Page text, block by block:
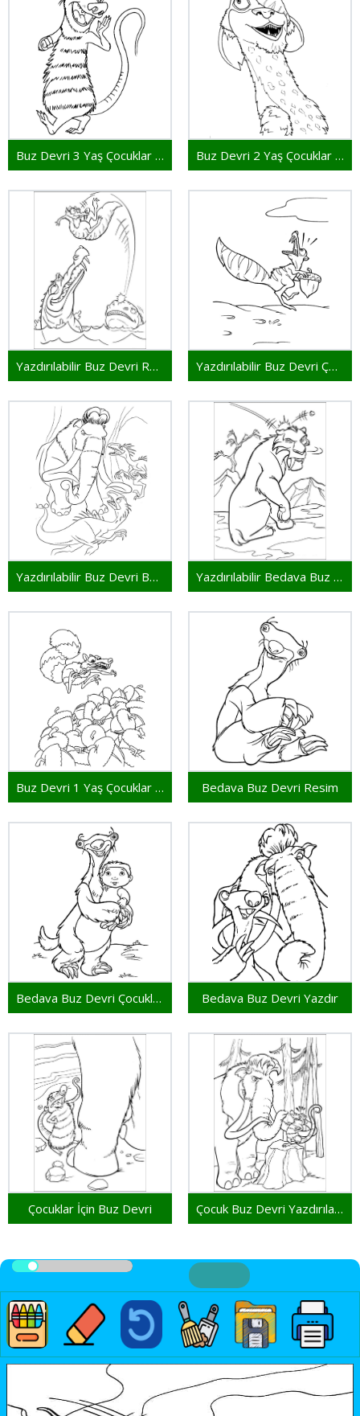
Buz Devri 3 Yaş Çocuklar İçin Buz Devri 2 Yaş Çocuklar İçin
Yazdırılabilir Buz Devri Resim Yazdırılabilir Buz Devri Çocuklar İçin
Yazdırılabilir Buz Devri Bedava Yazdırılabilir Bedava Buz Devri
Buz Devri 1 Yaş Çocuklar İçin Bedava Buz Devri Resim
Bedava Buz Devri Çocuklar İçin Bedava Buz Devri Yazdır
Çocuklar İçin Buz Devri Çocuk Buz Devri Yazdırılabilir